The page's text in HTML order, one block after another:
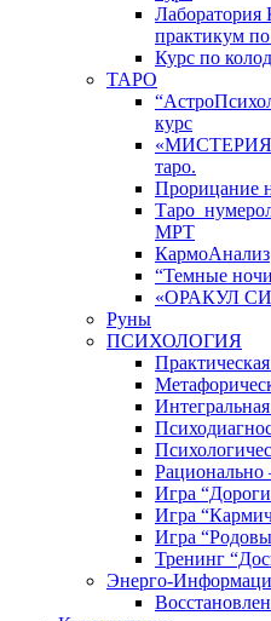
Лаборатория
практикум
Курс по
ТАРО
курс
«МИСТЕРИЯ
таро.
Прорицание
МРТ
КармоАнализ
“Темные
«ОРАКУЛ
Руны
ПСИХОЛОГИЯ
Рационально
Игра
Игра
Игра
Тренинг
Энерго-